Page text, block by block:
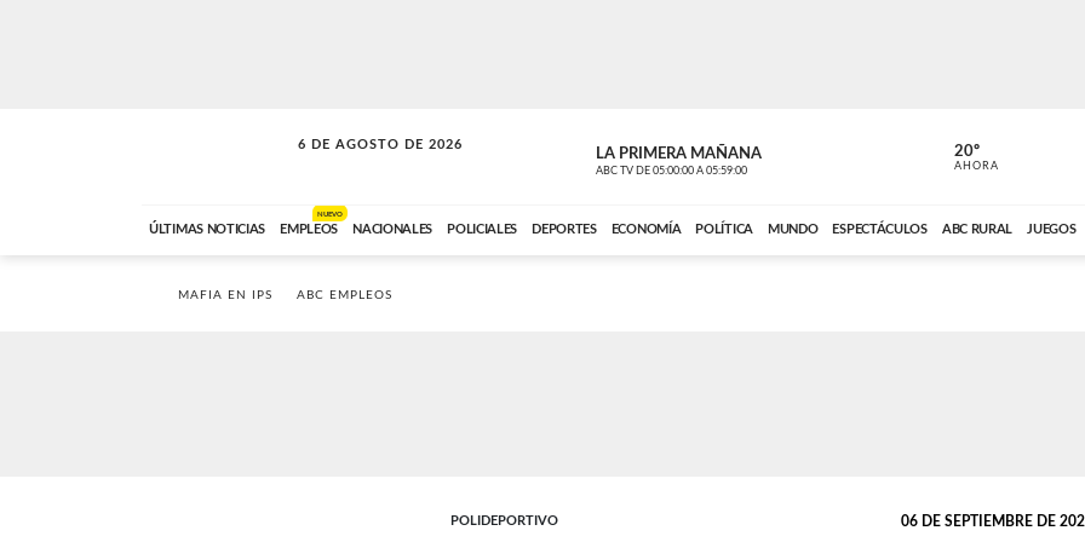
6 DE AGOSTO DE 2026
SOLO MÚSICA LA PRIMERA MAÑANA
ABC TV DE 05:00:00 A 05:59:00 ABC CARDINAL
20º
AHORA
ÚLTIMAS NOTICIAS EMPLEOS
NUEVO
NACIONALES POLICIALES DEPORTES ECONOMÍA POLÍTICA MUNDO ESPECTÁCULOS ABC RURAL JUEGOS
MAFIA EN IPS ABC EMPLEOS
POLIDEPORTIVO 06 DE SEPTIEMBRE DE